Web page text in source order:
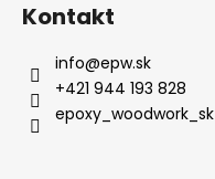
Kontakt
info@epw.sk
+421 944 193 828
epoxy_woodwork_sk